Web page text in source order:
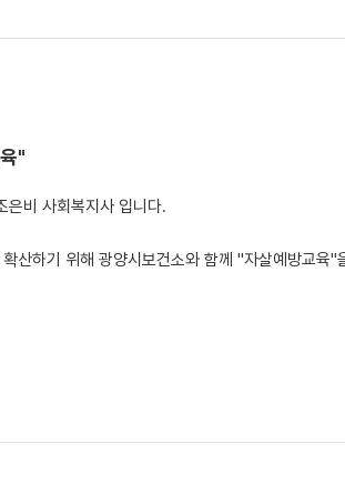
"
은비 사회복지사 입니다.
산하기 위해 광양시보건소와 함께 "자살예방교육"